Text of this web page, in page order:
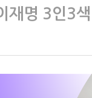
재명 3인3